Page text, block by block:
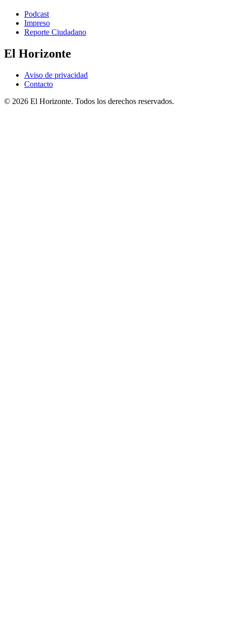
Podcast
Impreso
Reporte Ciudadano
El Horizonte
Aviso de privacidad
Contacto
© 2026 El Horizonte. Todos los derechos reservados.